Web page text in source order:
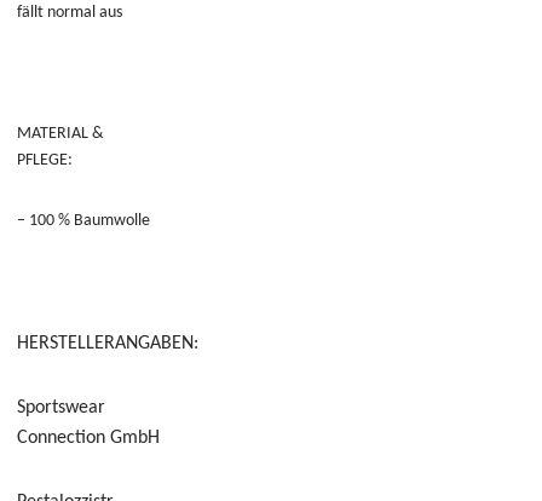
fällt normal aus
MATERIAL &
PFLEGE:
– 100 % Baumwolle
HERSTELLERANGABEN:
Sportswear
Connection GmbH